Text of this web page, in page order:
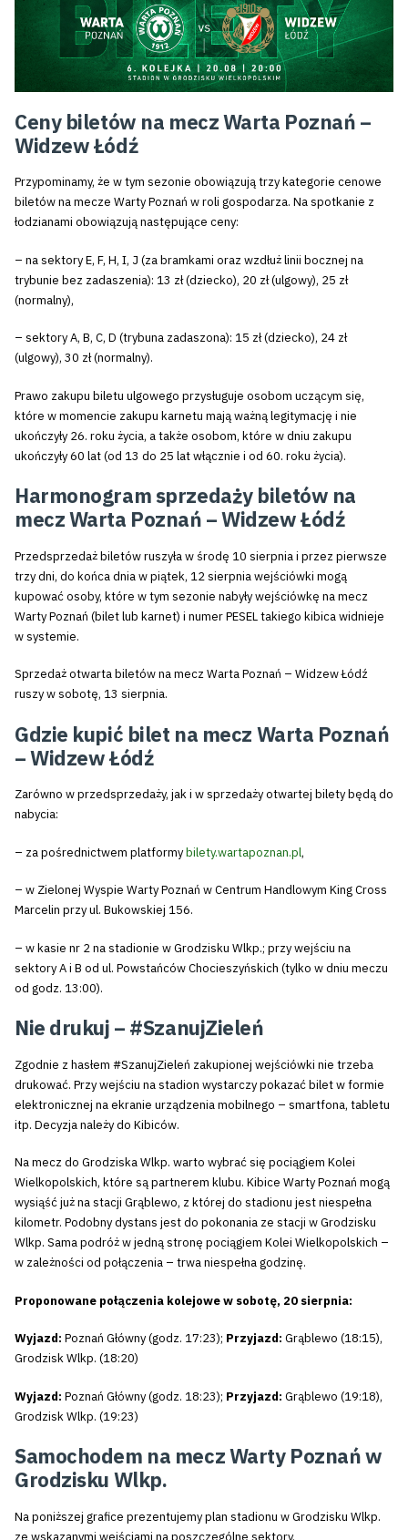
Ceny biletów na mecz Warta Poznań –
Widzew Łódź
Przypominamy, że w tym sezonie obowiązują trzy kategorie cenowe
biletów na mecze Warty Poznań w roli gospodarza. Na spotkanie z
łodzianami obowiązują następujące ceny:
– na sektory E, F, H, I, J (za bramkami oraz wzdłuż linii bocznej na
trybunie bez zadaszenia): 13 zł (dziecko), 20 zł (ulgowy), 25 zł
(normalny),
– sektory A, B, C, D (trybuna zadaszona): 15 zł (dziecko), 24 zł
(ulgowy), 30 zł (normalny).
Prawo zakupu biletu ulgowego przysługuje osobom uczącym się,
które w momencie zakupu karnetu mają ważną legitymację i nie
ukończyły 26. roku życia, a także osobom, które w dniu zakupu
ukończyły 60 lat (od 13 do 25 lat włącznie i od 60. roku życia).
Harmonogram sprzedaży biletów na
mecz Warta Poznań – Widzew Łódź
Przedsprzedaż biletów ruszyła w środę 10 sierpnia i przez pierwsze
trzy dni, do końca dnia w piątek, 12 sierpnia wejściówki mogą
kupować osoby, które w tym sezonie nabyły wejściówkę na mecz
Warty Poznań (bilet lub karnet) i numer PESEL takiego kibica widnieje
w systemie.
Sprzedaż otwarta biletów na mecz Warta Poznań – Widzew Łódź
ruszy w sobotę, 13 sierpnia.
Gdzie kupić bilet na mecz Warta Poznań
– Widzew Łódź
Zarówno w przedsprzedaży, jak i w sprzedaży otwartej bilety będą do
nabycia:
– za pośrednictwem platformybilety.wartapoznan.pl,
– w Zielonej Wyspie Warty Poznań w Centrum Handlowym King Cross
Marcelin przy ul. Bukowskiej 156.
– w kasie nr 2 na stadionie w Grodzisku Wlkp.; przy wejściu na
sektory A i B od ul. Powstańców Chocieszyńskich (tylko w dniu meczu
od godz. 13:00).
Nie drukuj – #SzanujZieleń
Zgodnie z hasłem #SzanujZieleń zakupionej wejściówki nie trzeba
drukować. Przy wejściu na stadion wystarczy pokazać bilet w formie
elektronicznej na ekranie urządzenia mobilnego – smartfona, tabletu
itp. Decyzja należy do Kibiców.
Na mecz do Grodziska Wlkp. warto wybrać się pociągiem Kolei
Wielkopolskich, które są partnerem klubu. Kibice Warty Poznań mogą
wysiąść już na stacji Grąblewo, z której do stadionu jest niespełna
kilometr. Podobny dystans jest do pokonania ze stacji w Grodzisku
Wlkp. Sama podróż w jedną stronę pociągiem Kolei Wielkopolskich –
w zależności od połączenia – trwa niespełna godzinę.
Proponowane połączenia kolejowe w sobotę, 20 sierpnia:
Wyjazd: Poznań Główny (godz. 17:23); Przyjazd: Grąblewo (18:15),
Grodzisk Wlkp. (18:20)
Wyjazd: Poznań Główny (godz. 18:23); Przyjazd: Grąblewo (19:18),
Grodzisk Wlkp. (19:23)
Samochodem na mecz Warty Poznań w
Grodzisku Wlkp.
Na poniższej grafice prezentujemy plan stadionu w Grodzisku Wlkp.
ze wskazanymi wejściami na poszczególne sektory.